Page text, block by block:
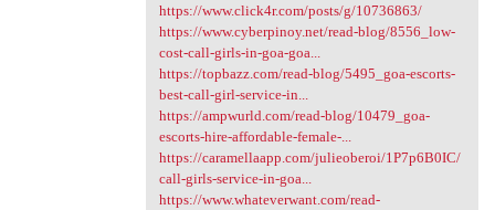
https://www.click4r.com/posts/g/10736863/
https://www.cyberpinoy.net/read-blog/8556_low-
cost-call-girls-in-goa-goa...
https://topbazz.com/read-blog/5495_goa-escorts-
best-call-girl-service-in...
https://ampwurld.com/read-blog/10479_goa-
escorts-hire-affordable-female-...
https://caramellaapp.com/julieoberoi/1P7p6B0IC/
call-girls-service-in-goa...
https://www.whateverwant.com/read-